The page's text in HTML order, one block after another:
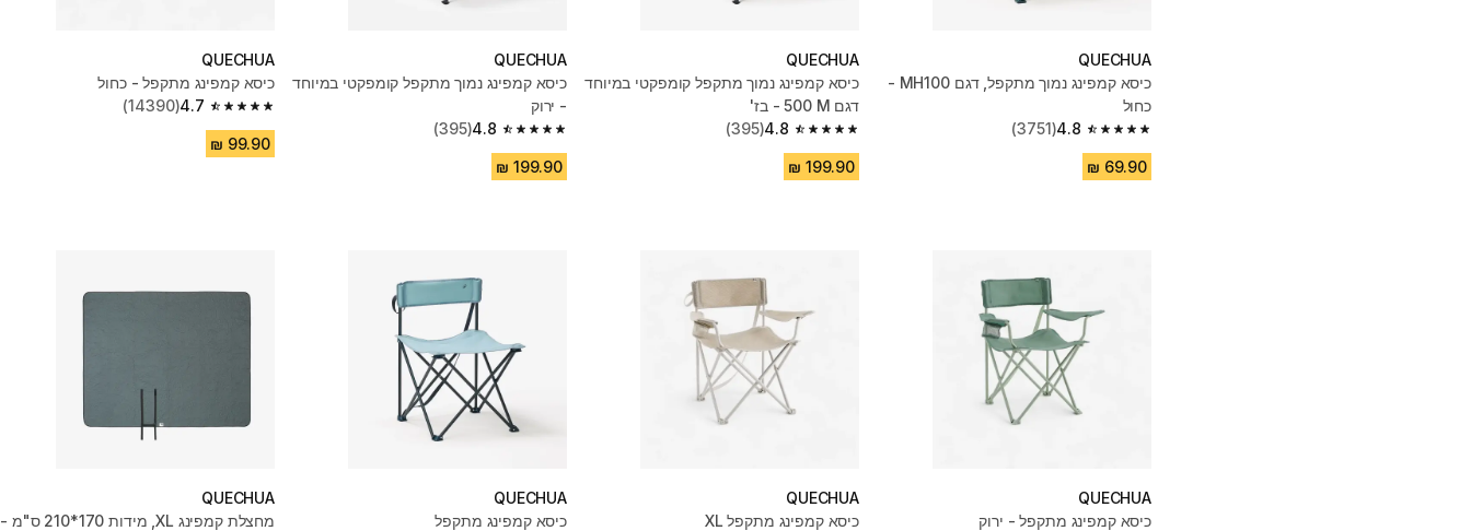
QUECHUA
כיסא קמפינג נמוך מתקפל, דגם MH100 -
כחול
4.8
4.8 out of 5 stars from 3751 reviews
(3751)
QUECHUA
כיסא קמפינג נמוך מתקפל קומפקטי במיוחד
דגם 500‎ M - בז'
4.8
4.8 out of 5 stars from 395 reviews
(395)
QUECHUA
כיסא קמפינג נמוך מתקפל קומפקטי במיוחד
- ירוק
4.8
4.8 out of 5 stars from 395 reviews
(395)
QUECHUA
כיסא קמפינג מתקפל - כחול
4.7
4.7 out of 5 stars from 14390 reviews
(14390)
QUECHUA
כיסא קמפינג מתקפל - ירוק
QUECHUA
כיסא קמפינג מתקפל XL
QUECHUA
כיסא קמפינג מתקפל
QUECHUA
מחצלת קמפינג XL, מידות 170*210 ס"מ -